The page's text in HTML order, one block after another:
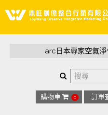
服
精
arc日本專家空氣淨化
購物車 0 訂單